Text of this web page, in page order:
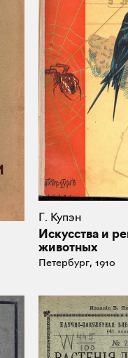
Г. Купэн
Искусства и
животных
Петербург, 1910